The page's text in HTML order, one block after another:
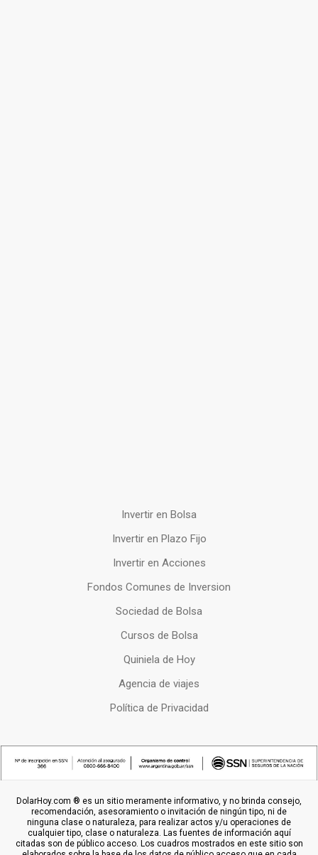
Invertir en Bolsa
Invertir en Plazo Fijo
Invertir en Acciones
Fondos Comunes de Inversion
Sociedad de Bolsa
Cursos de Bolsa
Quiniela de Hoy
Agencia de viajes
Política de Privacidad
DolarHoy.com ® es un sitio meramente informativo, y no brinda consejo,
recomendación, asesoramiento o invitación de ningún tipo, ni de
ninguna clase o naturaleza, para realizar actos y/u operaciones de
cualquier tipo, clase o naturaleza. Las fuentes de información aquí
citadas son de público acceso. Los cuadros mostrados en este sitio son